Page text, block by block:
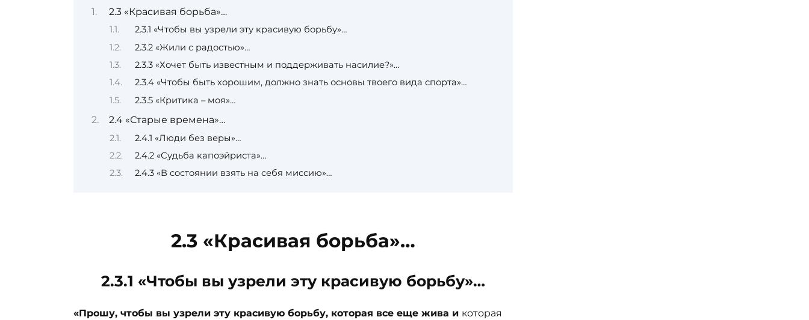
2.3 «Красивая борьба»…
2.3.1 «Чтобы вы узрели эту красивую борьбу»…
2.3.2 «Жили с радостью»…
2.3.3 «Хочет быть известным и поддерживать насилие?»…
2.3.4 «Чтобы быть хорошим, должно знать основы твоего вида спорта»…
2.3.5 «Критика – моя»…
2.4 «Старые времена»…
2.4.1 «Люди без веры»…
2.4.2 «Судьба капоэйриста»…
2.4.3 «В состоянии взять на себя миссию»…
2.3 «Красивая борьба»…
2.3.1 «Чтобы вы узрели эту красивую борьбу»…
«Прошу, чтобы вы узрели эту красивую борьбу, которая все еще жива и которая